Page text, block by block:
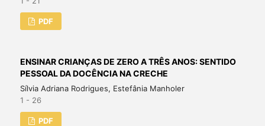
PDF
ENSINAR CRIANÇAS DE ZERO A TRÊS ANOS: SENTIDO
PESSOAL DA DOCÊNCIA NA CRECHE
Sílvia Adriana Rodrigues, Estefânia Manholer
1 - 26
PDF